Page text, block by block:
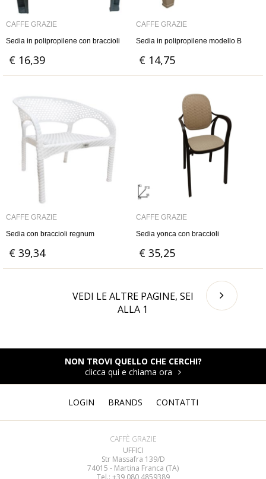
CAFFÈ GRAZIE
Sedia in polipropilene con braccioli
€ 16,39
CAFFÈ GRAZIE
Sedia in polipropilene modello B
€ 14,75
CAFFÈ GRAZIE
Sedia con braccioli regnum
€ 39,34
CAFFÈ GRAZIE
Sedia yonca con braccioli
€ 35,25
VEDI LE ALTRE PAGINE, SEI
ALLA 1
NON TROVI QUELLO CHE CERCHI?
clicca qui e chiama ora
LOGIN BRANDS CONTATTI
CAFFÈ GRAZIE
UFFICI
Str Massafra 139/D
74015 - Martina Franca (TA)
Tel.: +39 0804859389